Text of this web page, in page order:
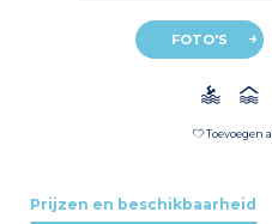
FOTO'S
Toevoegen
Prijzen en beschikbaarheid